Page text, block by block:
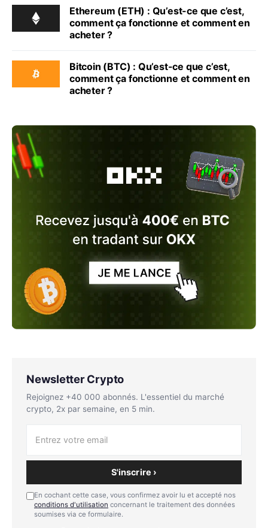
Ethereum (ETH) : Qu’est-ce que c’est,
comment ça fonctionne et comment en
acheter ?
Bitcoin (BTC) : Qu’est-ce que c’est,
comment ça fonctionne et comment en
acheter ?
Newsletter Crypto
Rejoignez +40 000 abonnés. L'essentiel du marché
crypto, 2x par semaine, en 5 min.
S'inscrire ›
En cochant cette case, vous confirmez avoir lu et accepté nos
conditions d'utilisation concernant le traitement des données
soumises via ce formulaire.